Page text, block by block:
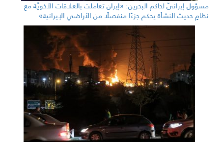
مسؤول إيرانيّ لحاكم البحرين: «إيران تعاملت بالعلاقات الأخويَّة مع
نظامٍ حديث النشأة يحكم جزءًا منفصلًا من الأراضي الإيرانية»